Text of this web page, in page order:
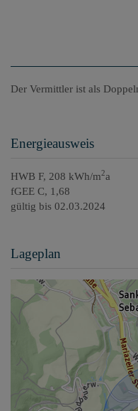
Der Vermittler ist als
Energieausweis
HWB F, 208 kWh/m2a
fGEE C, 1,68
gültig bis 02.03.2024
Lageplan